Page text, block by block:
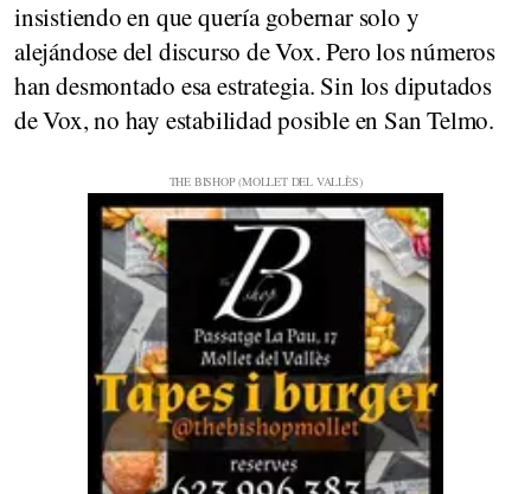
insistiendo en que quería gobernar solo y
alejándose del discurso de Vox. Pero los números
han desmontado esa estrategia. Sin los diputados
de Vox, no hay estabilidad posible en San Telmo.